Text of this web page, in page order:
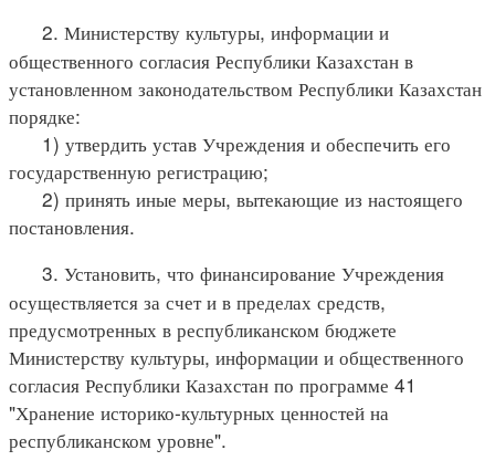
2. Министерству культуры, информации и
общественного согласия Республики Казахстан в
установленном законодательством Республики Казахстан
порядке:
1) утвердить устав Учреждения и обеспечить его
государственную регистрацию;
2) принять иные меры, вытекающие из настоящего
постановления.
3. Установить, что финансирование Учреждения
осуществляется за счет и в пределах средств,
предусмотренных в республиканском бюджете
Министерству культуры, информации и общественного
согласия Республики Казахстан по программе 41
"Хранение историко-культурных ценностей на
республиканском уровне".